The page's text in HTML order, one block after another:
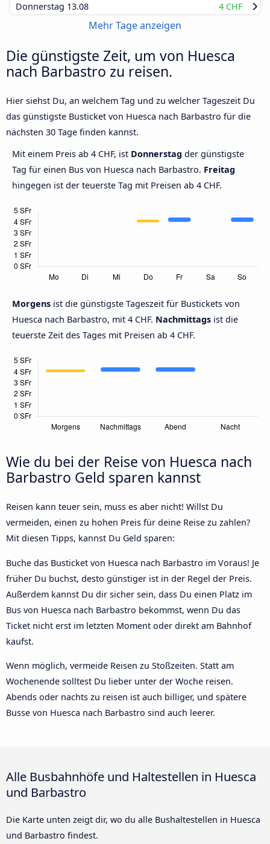
Donnerstag 13.08 4 CHF
Mehr Tage anzeigen
Die günstigste Zeit, um von Huesca
nach Barbastro zu reisen.
Hier siehst Du, an welchem Tag und zu welcher Tageszeit Du
das günstigste Busticket von Huesca nach Barbastro für die
nächsten 30 Tage finden kannst.
Mit einem Preis ab 4 CHF, ist Donnerstag der günstigste
Tag für einen Bus von Huesca nach Barbastro. Freitag
hingegen ist der teuerste Tag mit Preisen ab 4 CHF.
Morgens ist die günstigste Tageszeit für Bustickets von
Huesca nach Barbastro, mit 4 CHF. Nachmittags ist die
teuerste Zeit des Tages mit Preisen ab 4 CHF.
Wie du bei der Reise von Huesca nach
Barbastro Geld sparen kannst
Reisen kann teuer sein, muss es aber nicht! Willst Du
vermeiden, einen zu hohen Preis für deine Reise zu zahlen?
Mit diesen Tipps, kannst Du Geld sparen:
Buche das Busticket von Huesca nach Barbastro im Voraus! Je
früher Du buchst, desto günstiger ist in der Regel der Preis.
Außerdem kannst Du dir sicher sein, dass Du einen Platz im
Bus von Huesca nach Barbastro bekommst, wenn Du das
Ticket nicht erst im letzten Moment oder direkt am Bahnhof
kaufst.
Wenn möglich, vermeide Reisen zu Stoßzeiten. Statt am
Wochenende solltest Du lieber unter der Woche reisen.
Abends oder nachts zu reisen ist auch billiger, und spätere
Busse von Huesca nach Barbastro sind auch leerer.
Alle Busbahnhöfe und Haltestellen in Huesca
und Barbastro
Die Karte unten zeigt dir, wo du alle Bushaltestellen in Huesca
und Barbastro findest.